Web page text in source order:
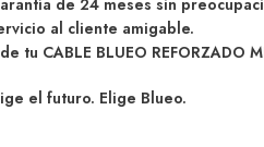
al cliente amigable.
tu CABLE BLUEO
el futuro. Elige Blueo.